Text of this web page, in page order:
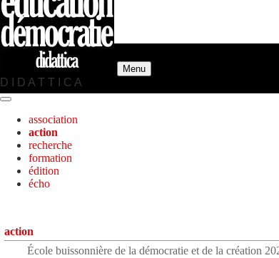
Menu
D I D A T T I C A
association
action
recherche
formation
édition
écho
action
École buissonnière de la démocratie et de la création